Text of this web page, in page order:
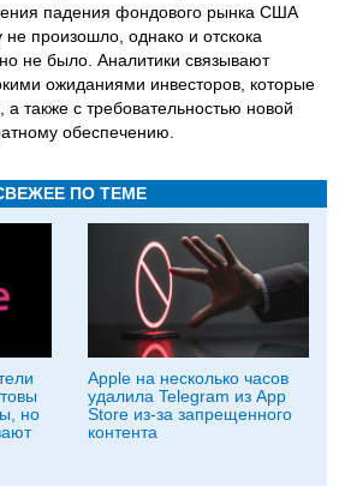
падения фондового рынка США
произошло, однако и отскока
не было. Аналитики связывают
ожиданиями инвесторов, которые
также с требовательностью новой
обеспечению.
ПО ТЕМЕ
но
Apple на несколько часов
удалила Telegram из App
Store из-за запрещенного
контента